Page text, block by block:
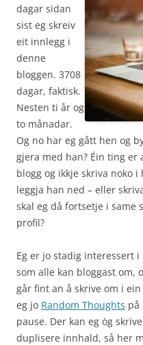
dagar sidan
sist eg skreiv
eit innlegg i
denne
bloggen. 3708
dagar, faktisk.
Nesten ti år og
to månadar.
Og no har eg gått hen og
gjera med han? Éin ting
blogg og ikkje skriva noko
leggja han ned – eller
skal eg då fortsetje i same
profil?
Eg er jo stadig interessert
som alle kan bloggast om,
går fint an å skrive om i
eg jo Random Thoughts på
pause. Der kan eg òg
duplisere innhald, så her